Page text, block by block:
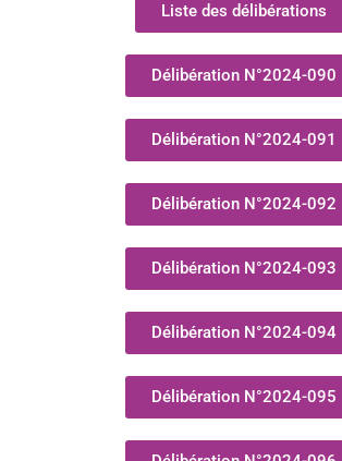
Liste des délibérations
Délibération N°2024-090
Délibération N°2024-091
Délibération N°2024-092
Délibération N°2024-093
Délibération N°2024-094
Délibération N°2024-095